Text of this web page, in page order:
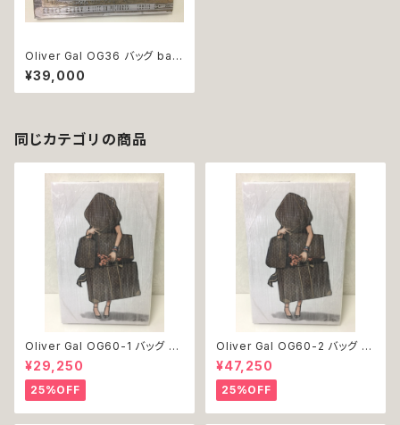
Oliver Gal OG36 バッグ bag
book 絵 アート インテリア お
祝い 贈り物 プレゼント 結婚 新
築 開店 周年 バースデイ 誕生日
¥39,000
同じカテゴリの商品
Oliver Gal OG60-1 バッグ 絵
アート インテリア お祝い 贈り物
プレゼント 結婚 新築 開店 周年
バースデイ 誕生日 ご褒美
¥29,250
25%OFF
Oliver Gal OG60-2 バッグ 絵
アート インテリア お祝い 贈り物
プレゼント 結婚 新築 開店 周年
バースデイ 誕生日 ご褒美
¥47,250
25%OFF